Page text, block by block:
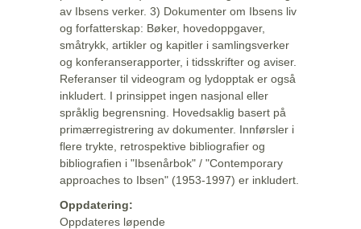
av Ibsens verker. 3) Dokumenter om Ibsens liv
og forfatterskap: Bøker, hovedoppgaver,
småtrykk, artikler og kapitler i samlingsverker
og konferanserapporter, i tidsskrifter og aviser.
Referanser til videogram og lydopptak er også
inkludert. I prinsippet ingen nasjonal eller
språklig begrensning. Hovedsaklig basert på
primærregistrering av dokumenter. Innførsler i
flere trykte, retrospektive bibliografier og
bibliografien i "Ibsenårbok" / "Contemporary
approaches to Ibsen" (1953-1997) er inkludert.
Oppdatering:
Oppdateres løpende